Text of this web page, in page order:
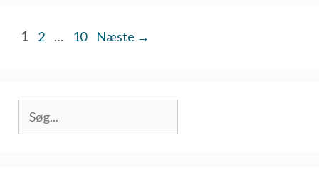
Side
1 Side
2 … Side
10 Næste →
Søg